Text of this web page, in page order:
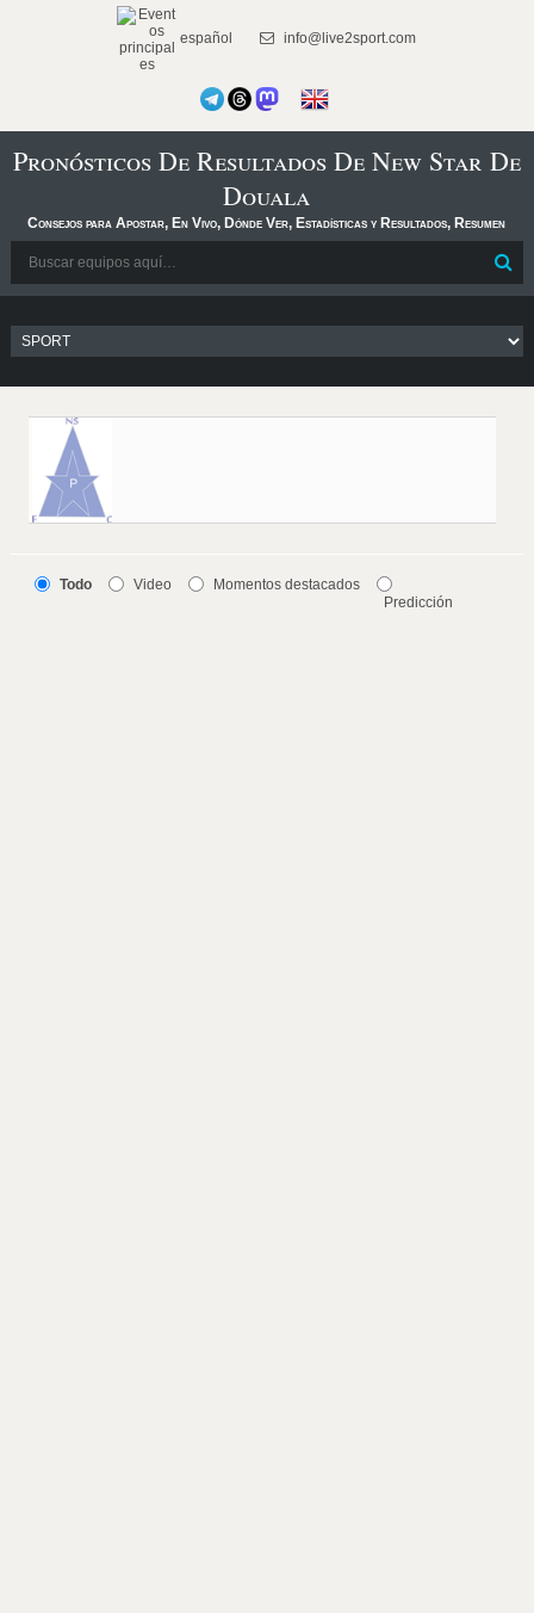
español info@live2sport.com
Pronósticos De Resultados De New Star De
Douala
Consejos para Apostar, En Vivo, Dónde Ver, Estadísticas y Resultados, Resumen
Todo Video
Momentos destacados
Predicción